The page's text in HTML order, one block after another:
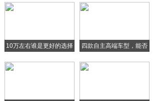
上汽通用的2019年：做最良心的车企，
10万左右谁是更好的选择
四款自主高端车型，能否